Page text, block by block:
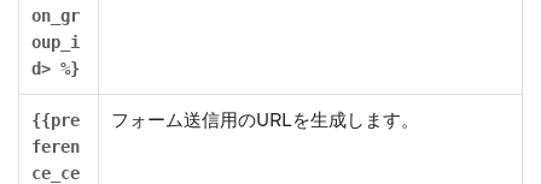
on_gr
oup_i
d> %}
{{pre
feren
ce_ce
フォーム送信用のURLを生成します。